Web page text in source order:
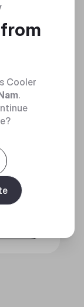
Cooler
.